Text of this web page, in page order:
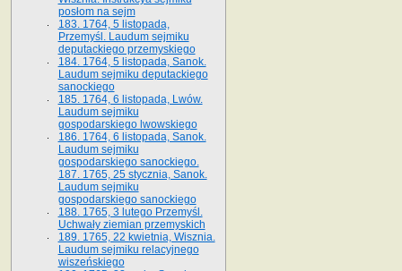
posłom na sejm
183. 1764, 5 listopada,
Przemyśl. Laudum sejmiku
deputackiego przemyskiego
184. 1764, 5 listopada, Sanok.
Laudum sejmiku deputackiego
sanockiego
185. 1764, 6 listopada, Lwów.
Laudum sejmiku
gospodarskiego lwowskiego
186. 1764, 6 listopada, Sanok.
Laudum sejmiku
gospodarskiego sanockiego.
187. 1765, 25 stycznia, Sanok.
Laudum sejmiku
gospodarskiego sanockiego
188. 1765, 3 lutego Przemyśl.
Uchwały ziemian przemyskich
189. 1765, 22 kwietnia, Wisznia.
Laudum sejmiku relacyjnego
wiszeńskiego